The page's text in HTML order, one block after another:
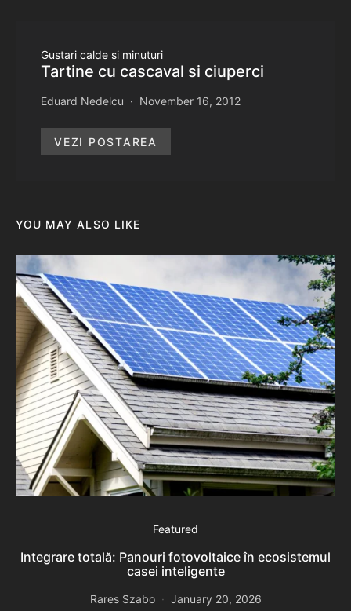
Gustari calde si minuturi
Tartine cu cascaval si ciuperci
Eduard Nedelcu November 16, 2012
VEZI POSTAREA
YOU MAY ALSO LIKE
Featured
Integrare totală: Panouri fotovoltaice în ecosistemul
casei inteligente
Rares Szabo January 20, 2026